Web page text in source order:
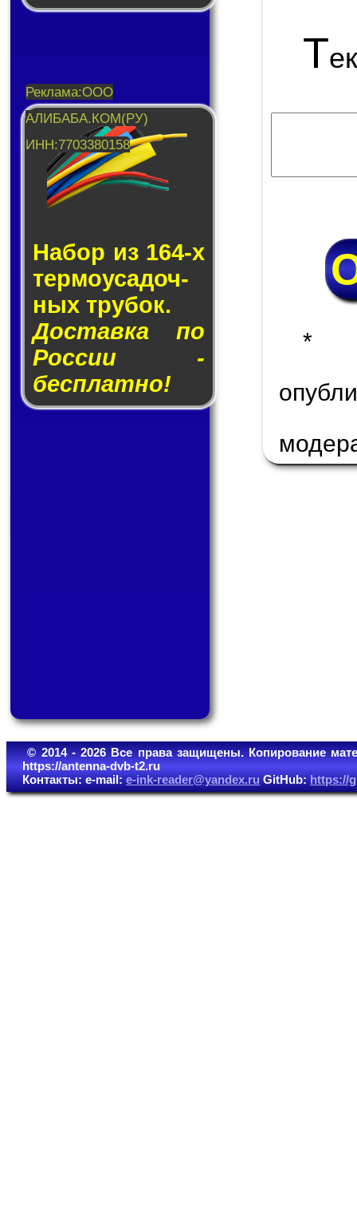
Набор из 164-х
тер­мо­у­са­доч­
ных тру­бок.
Доставка по
России -
бесплатно!
Т
*
© 2014 - 2026 Все права защищены. Копирование
https://antenna-dvb-t2.ru
Контакты: e-mail:e-ink-reader@yandex.ruGitHub:https://